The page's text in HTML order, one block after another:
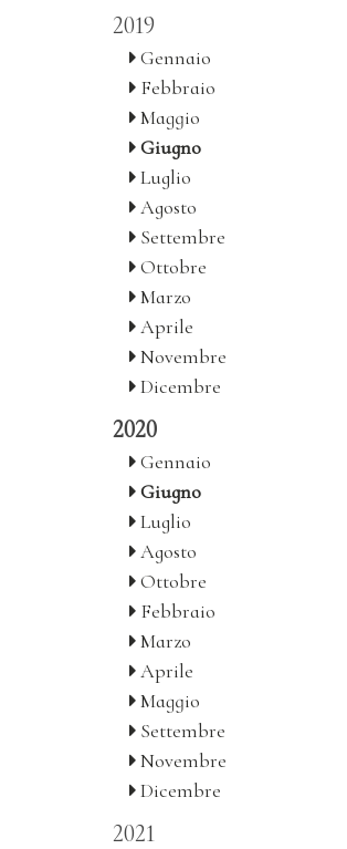
2019
Gennaio
Febbraio
Maggio
Giugno
Luglio
Agosto
Settembre
Ottobre
Marzo
Aprile
Novembre
Dicembre
2020
Gennaio
Giugno
Luglio
Agosto
Ottobre
Febbraio
Marzo
Aprile
Maggio
Settembre
Novembre
Dicembre
2021